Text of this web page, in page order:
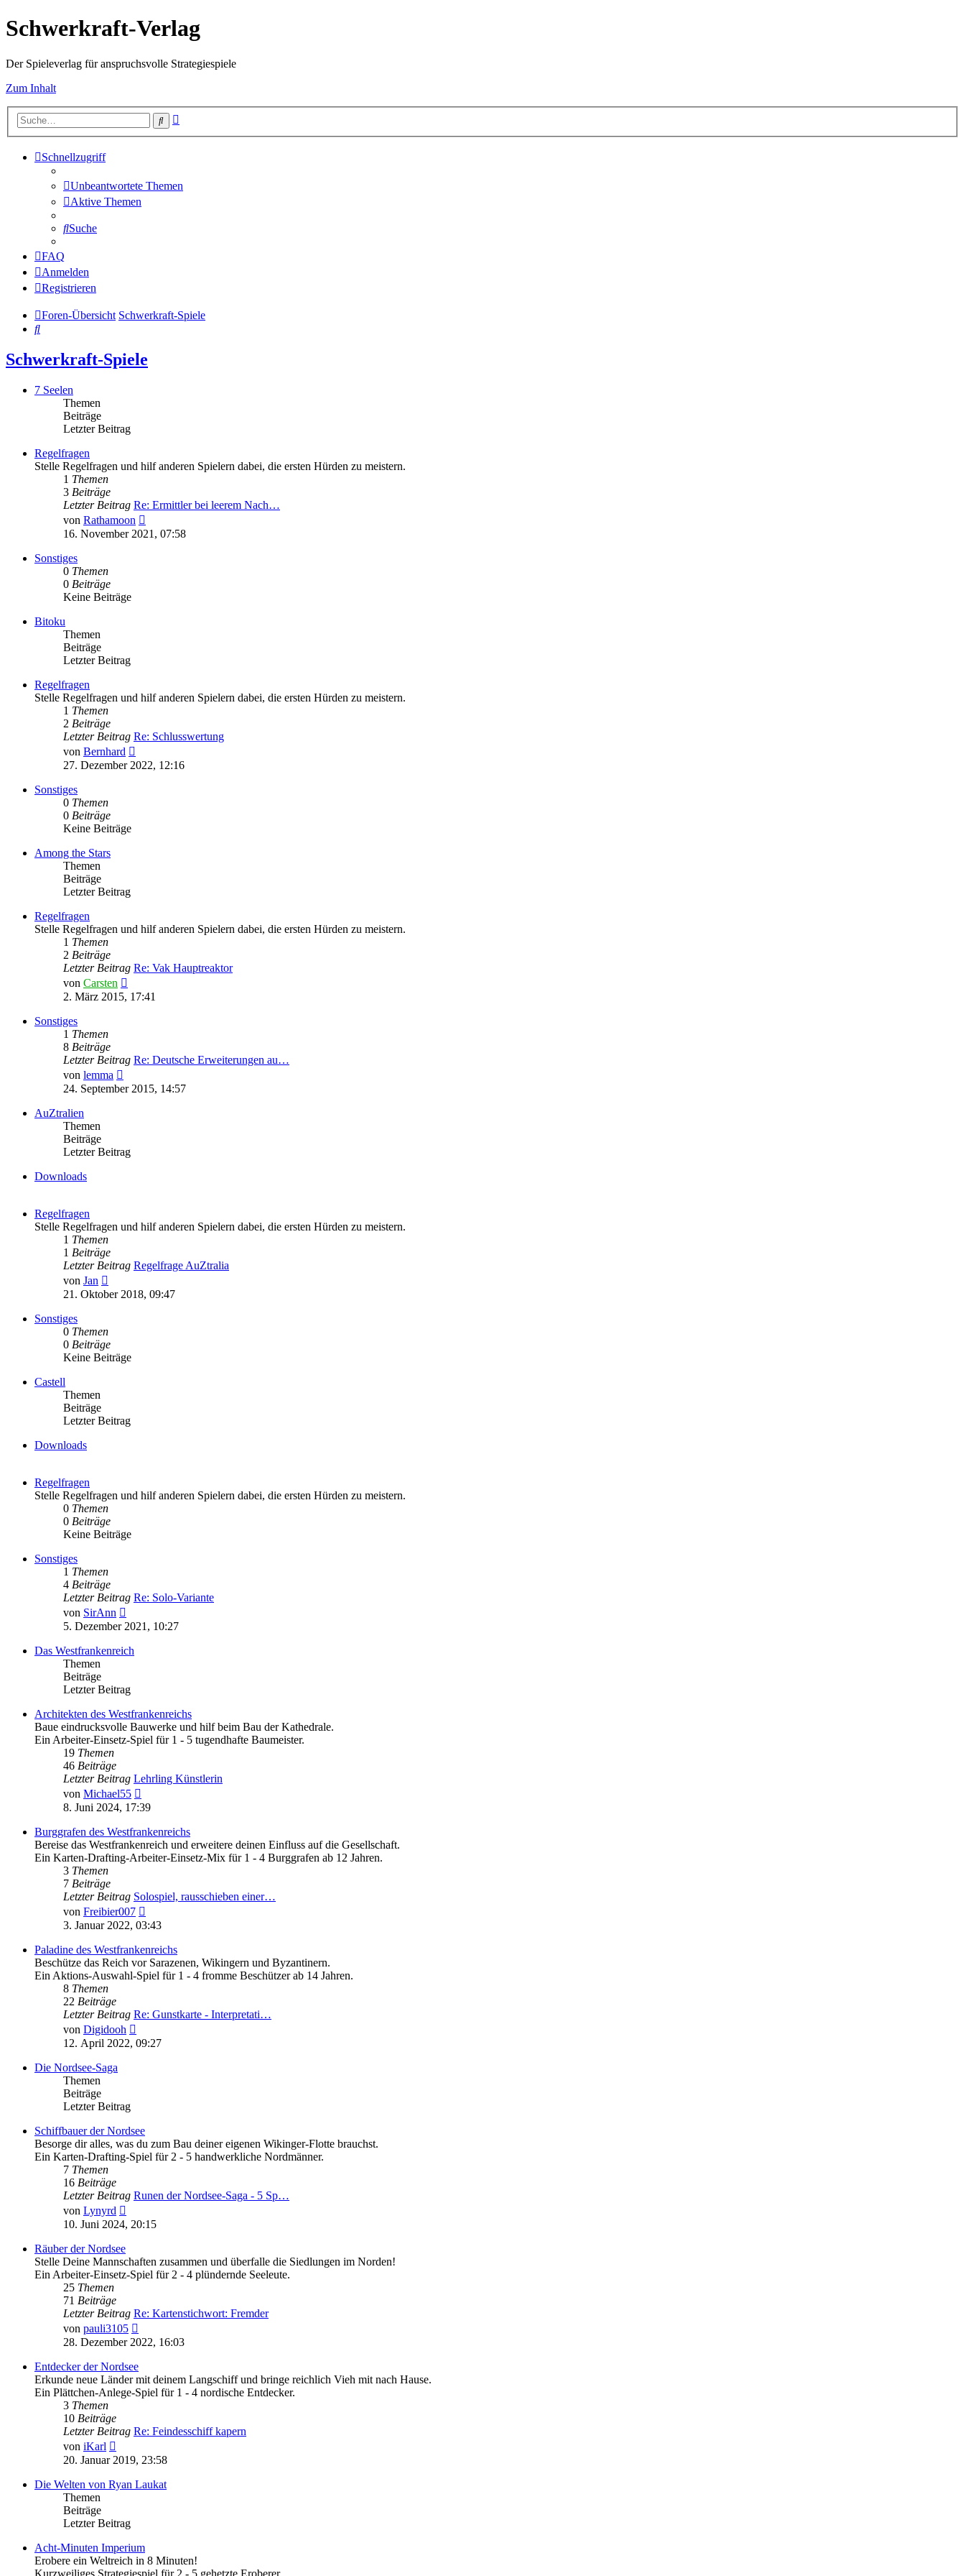
Schwerkraft-Verlag
Der Spieleverlag für anspruchsvolle Strategiespiele
Zum Inhalt
Suche
Schnellzugriff
Unbeantwortete Themen
Aktive Themen
Suche
FAQ
Anmelden
Registrieren
Foren-Übersicht Schwerkraft-Spiele
Suche
Schwerkraft-Spiele
7 Seelen
Themen
Beiträge
Letzter Beitrag
Regelfragen
Stelle Regelfragen und hilf anderen Spielern dabei, die ersten Hürden zu meistern.
1 Themen
3 Beiträge
Letzter Beitrag Re: Ermittler bei leerem Nach…
von Rathamoon
Beitrag
16. November 2021, 07:58
Sonstiges
0 Themen
0 Beiträge
Keine Beiträge
Bitoku
Themen
Beiträge
Letzter Beitrag
Regelfragen
Stelle Regelfragen und hilf anderen Spielern dabei, die ersten Hürden zu meistern.
1 Themen
2 Beiträge
Letzter Beitrag Re: Schlusswertung
von Bernhard
Beitrag
27. Dezember 2022, 12:16
Sonstiges
0 Themen
0 Beiträge
Keine Beiträge
Among the Stars
Themen
Beiträge
Letzter Beitrag
Regelfragen
Stelle Regelfragen und hilf anderen Spielern dabei, die ersten Hürden zu meistern.
1 Themen
2 Beiträge
Letzter Beitrag Re: Vak Hauptreaktor
von Carsten
Beitrag
2. März 2015, 17:41
Sonstiges
1 Themen
8 Beiträge
Letzter Beitrag Re: Deutsche Erweiterungen au…
von lemma
Beitrag
24. September 2015, 14:57
AuZtralien
Themen
Beiträge
Letzter Beitrag
Downloads
Regelfragen
Stelle Regelfragen und hilf anderen Spielern dabei, die ersten Hürden zu meistern.
1 Themen
1 Beiträge
Letzter Beitrag Regelfrage AuZtralia
von Jan
Beitrag
21. Oktober 2018, 09:47
Sonstiges
0 Themen
0 Beiträge
Keine Beiträge
Castell
Themen
Beiträge
Letzter Beitrag
Downloads
Regelfragen
Stelle Regelfragen und hilf anderen Spielern dabei, die ersten Hürden zu meistern.
0 Themen
0 Beiträge
Keine Beiträge
Sonstiges
1 Themen
4 Beiträge
Letzter Beitrag Re: Solo-Variante
von SirAnn
Beitrag
5. Dezember 2021, 10:27
Das Westfrankenreich
Themen
Beiträge
Letzter Beitrag
Architekten des Westfrankenreichs
Baue eindrucksvolle Bauwerke und hilf beim Bau der Kathedrale.
Ein Arbeiter-Einsetz-Spiel für 1 - 5 tugendhafte Baumeister.
19 Themen
46 Beiträge
Letzter Beitrag Lehrling Künstlerin
von Michael55
Beitrag
8. Juni 2024, 17:39
Burggrafen des Westfrankenreichs
Bereise das Westfrankenreich und erweitere deinen Einfluss auf die Gesellschaft.
Ein Karten-Drafting-Arbeiter-Einsetz-Mix für 1 - 4 Burggrafen ab 12 Jahren.
3 Themen
7 Beiträge
Letzter Beitrag Solospiel, rausschieben einer…
von Freibier007
Beitrag
3. Januar 2022, 03:43
Paladine des Westfrankenreichs
Beschütze das Reich vor Sarazenen, Wikingern und Byzantinern.
Ein Aktions-Auswahl-Spiel für 1 - 4 fromme Beschützer ab 14 Jahren.
8 Themen
22 Beiträge
Letzter Beitrag Re: Gunstkarte - Interpretati…
von Digidooh
Beitrag
12. April 2022, 09:27
Die Nordsee-Saga
Themen
Beiträge
Letzter Beitrag
Schiffbauer der Nordsee
Besorge dir alles, was du zum Bau deiner eigenen Wikinger-Flotte brauchst.
Ein Karten-Drafting-Spiel für 2 - 5 handwerkliche Nordmänner.
7 Themen
16 Beiträge
Letzter Beitrag Runen der Nordsee-Saga - 5 Sp…
von Lynyrd
Beitrag
10. Juni 2024, 20:15
Räuber der Nordsee
Stelle Deine Mannschaften zusammen und überfalle die Siedlungen im Norden!
Ein Arbeiter-Einsetz-Spiel für 2 - 4 plündernde Seeleute.
25 Themen
71 Beiträge
Letzter Beitrag Re: Kartenstichwort: Fremder
von pauli3105
Beitrag
28. Dezember 2022, 16:03
Entdecker der Nordsee
Erkunde neue Länder mit deinem Langschiff und bringe reichlich Vieh mit nach Hause.
Ein Plättchen-Anlege-Spiel für 1 - 4 nordische Entdecker.
3 Themen
10 Beiträge
Letzter Beitrag Re: Feindesschiff kapern
von iKarl
Beitrag
20. Januar 2019, 23:58
Die Welten von Ryan Laukat
Themen
Beiträge
Letzter Beitrag
Acht-Minuten Imperium
Erobere ein Weltreich in 8 Minuten!